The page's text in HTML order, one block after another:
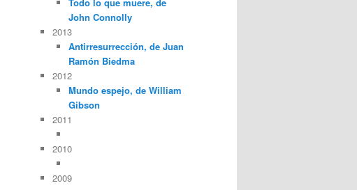
John Connolly
2013
Antirresurrección, de Juan
Ramón Biedma
2012
Mundo espejo, de William
Gibson
2011
2010
2009